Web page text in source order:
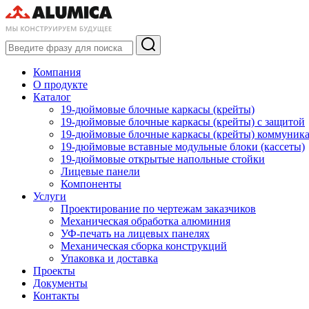
Компания
О продукте
Каталог
19-дюймовые блочные каркасы (крейты)
19-дюймовые блочные каркасы (крейты) с защитой
19-дюймовые блочные каркасы (крейты)
19-дюймовые вставные модульные блоки (кассеты)
19-дюймовые открытые напольные стойки
Лицевые панели
Компоненты
Услуги
Проектирование по чертежам заказчиков
Механическая обработка алюминия
УФ-печать на лицевых панелях
Механическая сборка конструкций
Упаковка и доставка
Проекты
Документы
Контакты